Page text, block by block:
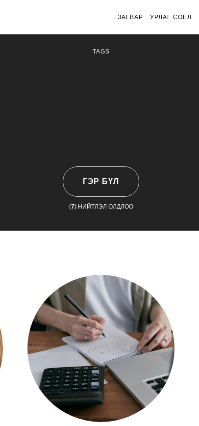
ЗАГВАР УРЛАГ СОЁЛ
TAGS
ГЭР БҮЛ
(7) НИЙТЛЭЛ ОЛДЛОО